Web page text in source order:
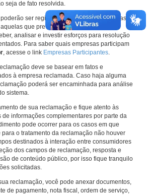
seja de fato resolvida.
ser registradas em face de empresas
que previamente assumiram
analisar e investir esforços para resolução
Para saber quais empresas participam
, acesse o link Empresas Participantes.
deve se basear em fatos e
à empresa reclamada. Caso haja alguma
poderá ser encaminhada para análise
sistema.
de sua reclamação e fique atento às
informações complementares por parte da
pode ocorrer para os casos em que
o tratamento da reclamação não houver
destinados à interação entre consumidores
dos campos de reclamação, resposta e
de conteúdo público, por isso fique tranquilo
solicitadas.
reclamação, você pode anexar documentos,
de pagamento, nota fiscal, ordem de serviço,